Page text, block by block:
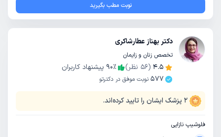
نوبت مطب بگیرید
دکتر بهناز عطارشاکری
تخصص زنان و زایمان
4.5
(
56 نظر) 90٪
پیشنهاد کاربران
577 نوبت موفق در دکترتو
2 پزشک ایشان را تایید کرده‌اند.
فلوشیپ نازایی